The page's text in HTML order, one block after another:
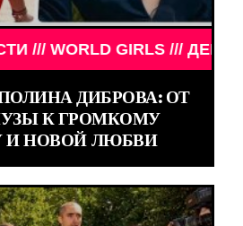
GIRLS /// ДЕВУШКИ
ДИБРОВА: ОТ
К ГРОМКОМУ
И НОВОЙ ЛЮБВИ